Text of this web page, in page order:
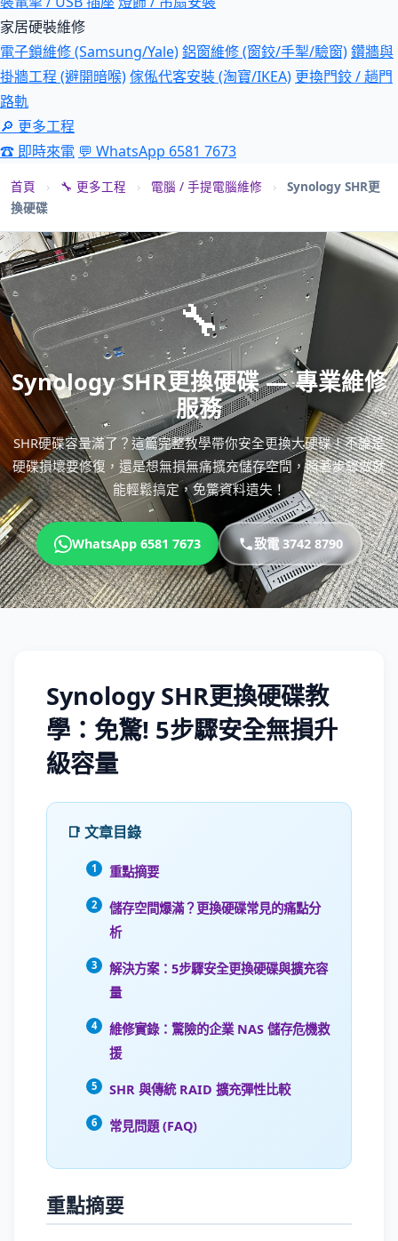
家居硬裝維修
電子鎖維修 (Samsung/Yale)鋁窗維修 (窗鉸/手掣/驗窗)鑽牆與
掛牆工程 (避開暗喉)傢俬代客安裝 (淘寶/IKEA) 更換門鉸 / 趟門
路軌
🔎 更多工程
☎ 即時來電 💬 WhatsApp 6581 7673
首頁 › 🔧 更多工程 › 電腦 / 手提電腦維修 ›
Synology SHR更
換硬碟
🔧
Synology SHR更換硬碟 — 專業維修
服務
SHR硬碟容量滿了？這篇完整教學帶你安全更換大硬碟！不論是
硬碟損壞要修復，還是想無損無痛擴充儲存空間，照著步驟做就
能輕鬆搞定，免驚資料遺失！
WhatsApp 6581 7673 致電 3742 8790
Synology SHR更換硬碟教
學：免驚! 5步驟安全無損升
級容量
📑 文章目錄
重點摘要
儲存空間爆滿？更換硬碟常見的痛點分
析
解決方案：5步驟安全更換硬碟與擴充容
量
維修實錄：驚險的企業 NAS 儲存危機救
援
SHR 與傳統 RAID 擴充彈性比較
常見問題 (FAQ)
重點摘要